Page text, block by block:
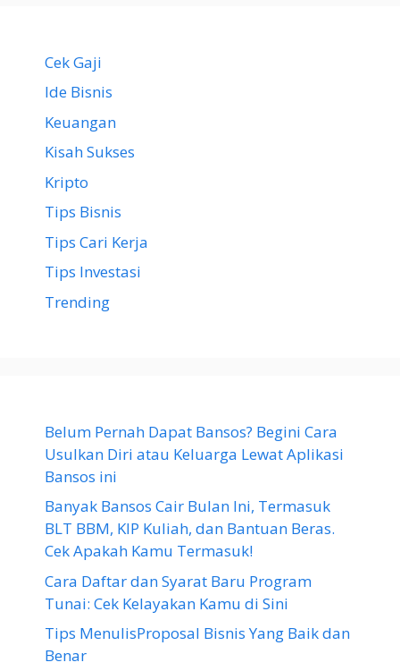
Cek Gaji
Ide Bisnis
Keuangan
Kisah Sukses
Kripto
Tips Bisnis
Tips Cari Kerja
Tips Investasi
Trending
Belum Pernah Dapat Bansos? Begini Cara
Usulkan Diri atau Keluarga Lewat Aplikasi
Bansos ini
Banyak Bansos Cair Bulan Ini, Termasuk
BLT BBM, KIP Kuliah, dan Bantuan Beras.
Cek Apakah Kamu Termasuk!
Cara Daftar dan Syarat Baru Program
Tunai: Cek Kelayakan Kamu di Sini
Tips MenulisProposal Bisnis Yang Baik dan
Benar